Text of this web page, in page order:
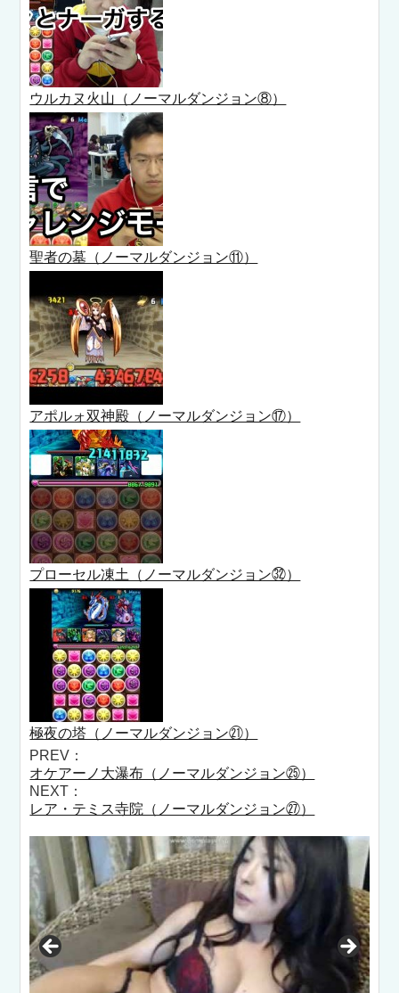
ウルカヌ火山（ノーマルダンジョン⑧）
聖者の墓（ノーマルダンジョン⑪）
アポルォ双神殿（ノーマルダンジョン⑰）
プローセル凍土（ノーマルダンジョン㉜）
極夜の塔（ノーマルダンジョン㉑）
PREV：
オケアーノ大瀑布（ノーマルダンジョン㉕）
NEXT：
レア・テミス寺院（ノーマルダンジョン㉗）